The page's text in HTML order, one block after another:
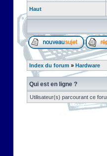
Haut
Index du forum » Hardware
Qui est en ligne ?
Utilisateur(s) parcourant ce